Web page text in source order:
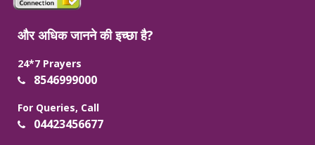
और अधिक जानने की इच्छा है?
24*7 Prayers
8546999000
For Queries, Call
04423456677